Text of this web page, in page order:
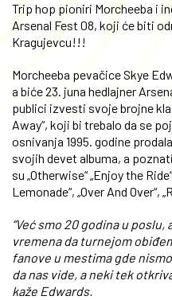
Trip hop pioniri Morcheeba i
Arsenal Fest 08, koji će biti
Kragujevcu!!!
Morcheeba pevačice Skye
a biće 23. juna hedlajner
publici izvesti svoje brojne
Away“, koji bi trebalo da se
osnivanja 1995. godine
svojih devet albuma, a
su „Otherwise“ „Enjoy the
Lemonade“, „Over And Over“,
“Već smo 20 godina u
vremena da turnejom
fanove u mestima gde
da nas vide, a neki tek
kaže Edwards.